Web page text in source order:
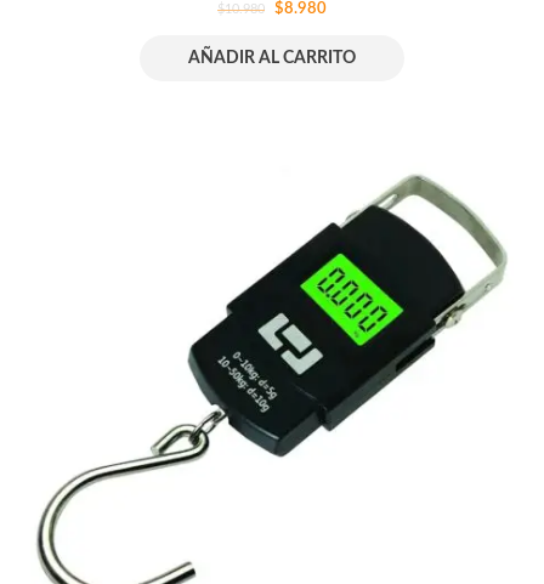
$10.980 $8.980
AÑADIR AL CARRITO